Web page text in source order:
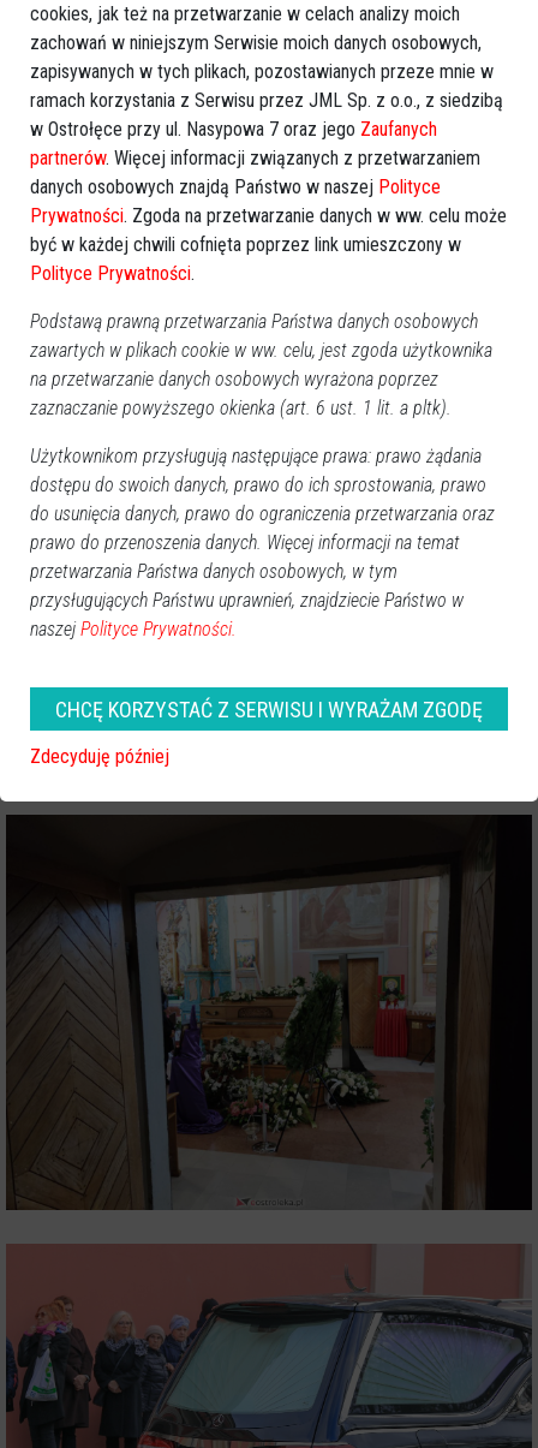
cookies, jak też na przetwarzanie w celach analizy moich
zachowań w niniejszym Serwisie moich danych osobowych,
zapisywanych w tych plikach, pozostawianych przeze mnie w
ramach korzystania z Serwisu przez JML Sp. z o.o., z siedzibą
w Ostrołęce przy ul. Nasypowa 7 oraz jego Zaufanych
partnerów. Więcej informacji związanych z przetwarzaniem
danych osobowych znajdą Państwo w naszej Polityce
Prywatności. Zgoda na przetwarzanie danych w ww. celu może
być w każdej chwili cofnięta poprzez link umieszczony w
Polityce Prywatności.
Podstawą prawną przetwarzania Państwa danych osobowych
zawartych w plikach cookie w ww. celu, jest zgoda użytkownika
na przetwarzanie danych osobowych wyrażona poprzez
zaznaczanie powyższego okienka (art. 6 ust. 1 lit. a pltk).
Użytkownikom przysługują następujące prawa: prawo żądania
dostępu do swoich danych, prawo do ich sprostowania, prawo
do usunięcia danych, prawo do ograniczenia przetwarzania oraz
prawo do przenoszenia danych. Więcej informacji na temat
przetwarzania Państwa danych osobowych, w tym
przysługujących Państwu uprawnień, znajdziecie Państwo w
naszej Polityce Prywatności.
CHCĘ KORZYSTAĆ Z SERWISU I WYRAŻAM ZGODĘ
Zdecyduję później